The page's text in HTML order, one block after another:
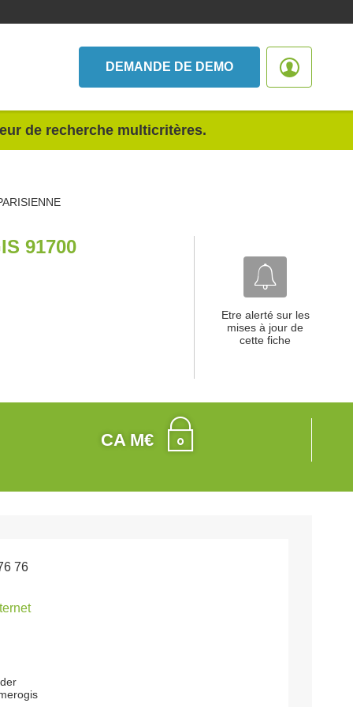
DEMANDE DE DEMO
de recherche multicritères.
91700
Etre alerté sur les
mises à jour de
cette fiche
CA M€
76